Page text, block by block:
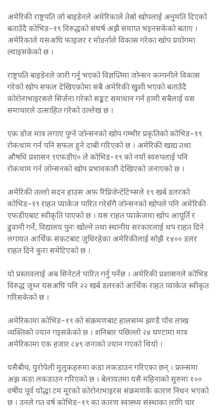
अमेरिकी राष्ट्रपति जो बाइडेनले अमेरिकाले तेस्रो खोपलाई अनुमति दिएको
बताउँदै कोभिड–१९ विरुद्धको संघर्ष अझै समाप्त भइनसकेको बताए ।
अमेरिकाले यसअघि फाइजर र मोडर्नाले विकास गरेका खोप प्रयोगमा
ल्याइसकेको छ ।
राष्ट्रपति बाइडेनले जारी गर्नु भएको विज्ञप्तिमा जोन्सन कम्पनीले विकास
गरेको खोप सफल देखिएकोमा सबै अमेरिकी खुशी भएको बताउँदै
कोरोनाभाइरसले सिर्जना गरेको सङ्कट समाधान गर्न हामी सबैलाई यस
समाचारले उत्साहित गरेको उल्लेख छ ।
एक डोज मात्र लगाए पुग्ने जोन्सनको खोप गम्भीर प्रकृतिको कोभिड–१९
रोकथाम गर्न पनि सफल हुने दाबी गरिएको छ । अमेरिकी खाद्य तथा
औषधि प्रशासन ९एफडीए० ले कोभिड–१९ को नयाँ स्वरुपलाई पनि
रोकथाम गर्न जोन्सनको खोप प्रभावकारी देखिएको जनाएको छ ।
अमेरिकी तल्लो सदन हाउस अफ रिप्रिजेन्टेटिभ्सले १९ खर्ब डलरको
कोभिड–१९ राहत प्याकेज पारित गरेसँगै जोन्सनको खोपले पनि अमेरिकी
एफडीएबाट स्वीकृति पाएको छ । यस राहत प्याकेजमा खोप आपूर्ति र
ढुवानी गर्ने, विद्यालय पुनः खोल्ने तथा स्थानीय सरकारलाई थप राहत दिने
लगायत आर्थिक संकटबाट जुधिरहेका अमेरिकीलाई सोझै १४०० डलर
राहत दिने कुरा समेटिएको छ ।
यो प्रस्तावलाई अब सिनेटले पारित गर्नु पर्नेछ । अमेरिकी प्रशासनले कोभिड
विरुद्ध जुध्न यसअघि पनि २२ खर्ब डलरको आर्थिक राहत प्याकेज स्वीकृत
गरिसकेको छ ।
अमेरिकामा कोभिड–१९ को संक्रमणबाट हालसम्म झण्डै पाँच लाख
व्यक्तिको ज्यान गइसकेको छ । शनिबार पछिल्लो २४ घण्टामा मात्र
अमेरिकामा एक हजार ८४९ जनाको ज्यान गएको थियो ।
यसैबीच, युरोपेली मुलुकहरुमा कडा लकडाउन गरिएका छन् । फ्रान्समा
अझ कडा लकडाउन गरिएको छ । बेलायतमा यसै महिनाको सुरुमा १००
वर्षीय पूर्व योद्धा टम मूरको कोरोनाभाइरस संक्रमणकै कारण निधन भएको
छ । उनले गत वर्ष कोभिड–१९ का कारण स्वास्थ्य संस्थाका लागि चार